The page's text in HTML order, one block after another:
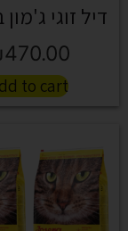
דיל זוגי ג'מון
470.00
to cart